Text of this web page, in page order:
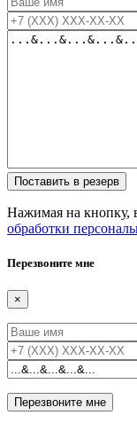
Нажимая на кнопку,
обработки
Перезвоните мне
×